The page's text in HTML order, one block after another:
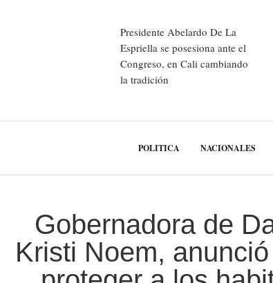
Presidente Abelardo De La
Espriella se posesiona ante el
Congreso, en Cali cambiando
la tradición
POLITICA NACIONALES
Gobernadora de
Kristi Noem,